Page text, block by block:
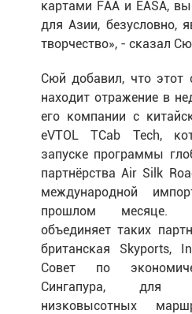
картами FAA и EASA,
для Азии, безусловно,
творчество», - сказал
Сюй добавил, что этот
находит отражение в
его компании с
eVTOL TCab Tech,
запуске программы
партнёрства Air Silk
международной
прошлом месяце.
объединяет таких
британская Skyports,
Совет по
Сингапура, для
низковысотных